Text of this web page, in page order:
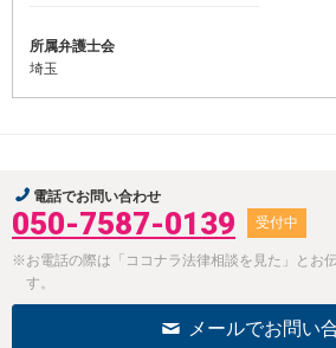
所属弁護士会
埼玉
電話でお問い合わせ
050-7587-0139 受付中
※お電話の際は「ココナラ法律相談を見た」とお
す。
メールでお問い